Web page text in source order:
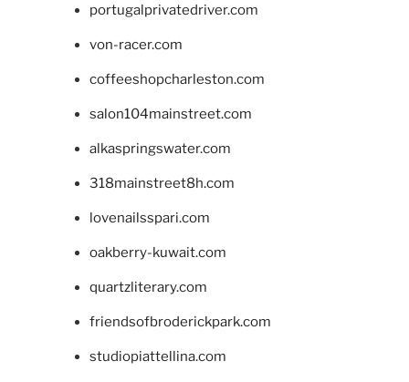
portugalprivatedriver.com
von-racer.com
coffeeshopcharleston.com
salon104mainstreet.com
alkaspringswater.com
318mainstreet8h.com
lovenailsspari.com
oakberry-kuwait.com
quartzliterary.com
friendsofbroderickpark.com
studiopiattellina.com